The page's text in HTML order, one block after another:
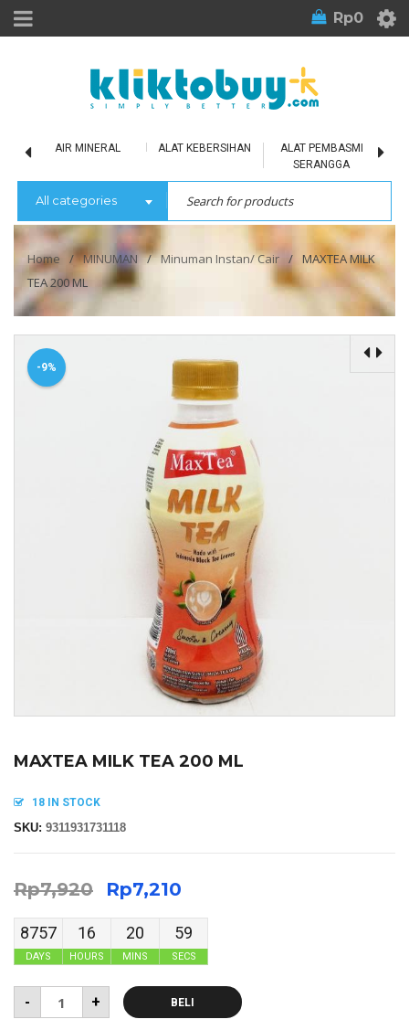
Rp0
AIR MINERAL ALAT KEBERSIHAN
ALAT PEMBASMI
SERANGGA
All categories
Home / MINUMAN / Minuman Instan/ Cair / MAXTEA MILK
TEA 200 ML
-9%
MAXTEA MILK TEA 200 ML
18 IN STOCK
SKU: 9311931731118
Rp7,920 Rp7,210
8757
DAYS
16
HOURS
20
MINS
58
SECS
- + BELI